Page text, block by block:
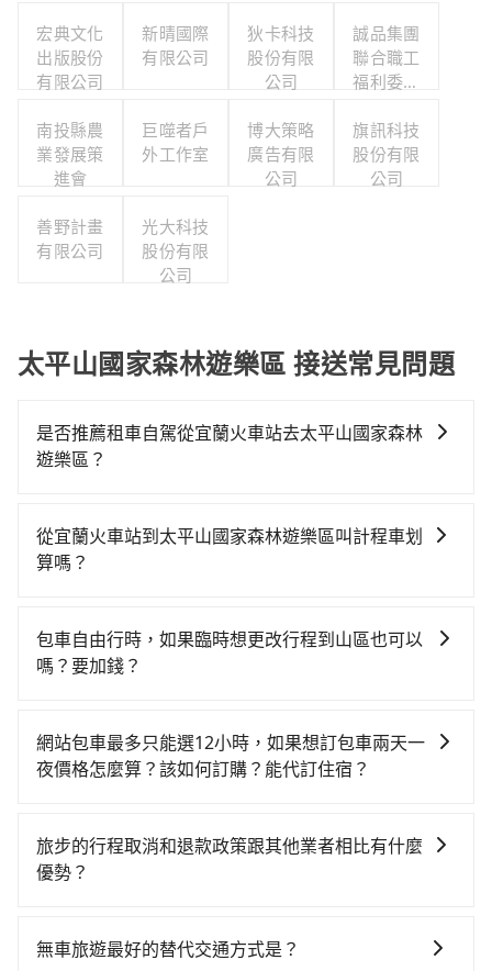
宏典文化
出版股份
有限公司
新晴國際
有限公司
狄卡科技
股份有限
公司
誠品集團
聯合職工
福利委員
南投縣農
業發展策
進會
巨噬者戶
外工作室
博大策略
廣告有限
公司
旗訊科技
股份有限
公司
善野計畫
有限公司
光大科技
股份有限
公司
太平山國家森林遊樂區 接送常見問題
是否推薦租車自駕從宜蘭火車站去太平山國家森林
遊樂區？
對的時間彈性，最重要的是你當天就要來回，那在宜蘭
路邊可隨租隨借的iRent應該是你最便宜選擇。註冊完
遊樂區的花費預估為$550~1,050（金額差異來自於平假
日、車款差異、抵達目的地後多久原路返回），雖已將
本的車型，如Toyota Yaris、Prius C、Vios這類乘坐體
驗較差的車款，如果人數超過四位，更是沒有較大的七
者撞凹的車門仍未被修理，每一次租車都好像在開樂透
一樣。另外，偶爾也會遇到明明已經預約了時間但上一
不小的風險。最後，雖然路邊隨租隨還看似方便，但實
從宜蘭火車站到太平山國家森林遊樂區叫計程車划
算嗎？
灣大車隊、Uber、Line Taxi、Yoxi等，如果在路邊攔不
到車，也可考慮打電話至宜蘭火車站附近的計程車隊，
宜蘭縣僅有合法計程車約750輛，計程車密度為雙北的
0.9%，也就是說要臨時叫到小黃的難度是台北或新北的
場被坑受騙。雖然宜蘭火車站到太平山國家森林遊樂區
的跳表小黃可能較為便宜，但仍有臨時攔不到車以及計
定的tripool，可能更適合你。
包車自由行時，如果臨時想更改行程到山區也可以
嗎？要加錢？
旅步可能會根據行經的路線是否超過海拔1500公尺來進
行額外的費用收取。但是，這些費用會在您下訂單後、
心地享受旅步為您提供的服務。
網站包車最多只能選12小時，如果想訂包車兩天一
夜價格怎麼算？該如何訂購？能代訂住宿？
需要連續兩天的包車服務，可以在官網上分開預定兩天
的行程。另外，目前旅步只提供接送服務，暫不提供代
旅步的行程取消和退款政策跟其他業者相比有什麼
優勢？
性的取消政策，以給予乘客更多的保障和方便。只需在
無車旅遊最好的替代交通方式是？